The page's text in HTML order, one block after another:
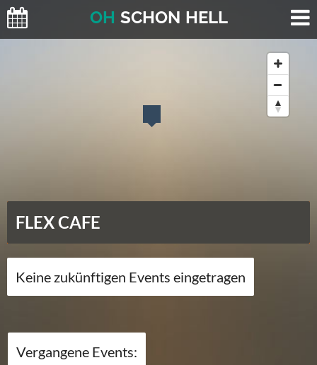
OH SCHON HELL
FLEX CAFE
Keine zukünftigen Events eingetragen
Vergangene Events: